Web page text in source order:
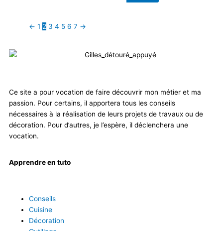
← 1 2 3 4 5 6 7 →
Ce site a pour vocation de faire découvrir mon métier et ma
passion. Pour certains, il apportera tous les conseils
nécessaires à la réalisation de leurs projets de travaux ou de
décoration. Pour d’autres, je l’espère, il déclenchera une
vocation.
Apprendre en tuto
Conseils
Cuisine
Décoration